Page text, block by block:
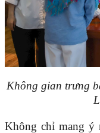
Không gian trưng
Không chỉ mang ý